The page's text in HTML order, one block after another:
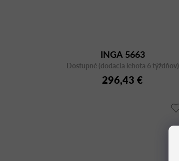
INGA 5663
Dostupné (dodacia lehota 6 týždňov)
296,43 €